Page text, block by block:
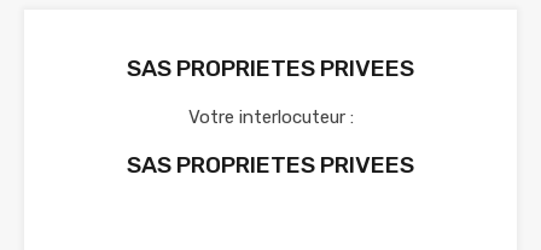
SAS PROPRIETES PRIVEES
Votre interlocuteur :
SAS PROPRIETES PRIVEES